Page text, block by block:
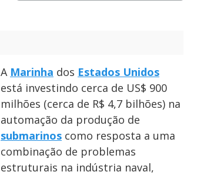
A Marinha dos Estados Unidos
está investindo cerca de US$ 900
milhões (cerca de R$ 4,7 bilhões) na
automação da produção de
submarinos como resposta a uma
combinação de problemas
estruturais na indústria naval,